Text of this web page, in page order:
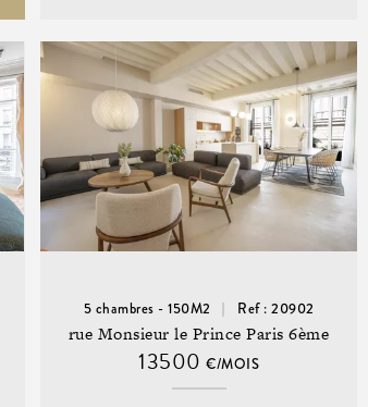
5 chambres - 150M2 Ref : 20902
rue Monsieur le Prince Paris 6ème
13500€/MOIS